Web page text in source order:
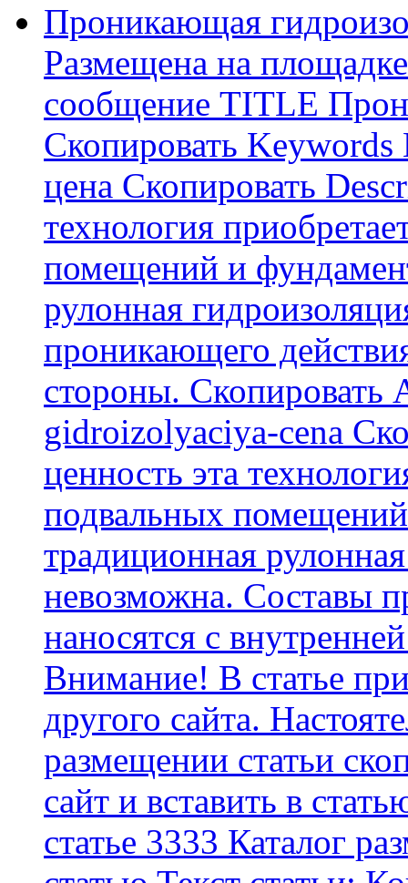
Проникающая
Размещена на
сообщение TITLE
Скопировать
цена Скопировать
технология
помещений и
рулонная
проникающего
стороны. Скопировать
gidroizolyaciya-cena
ценность эта
подвальных
традиционная
невозможна. Составы
наносятся с
Внимание! В статье
другого сайта.
размещении статьи
сайт и вставить в
статье 3333 Каталог